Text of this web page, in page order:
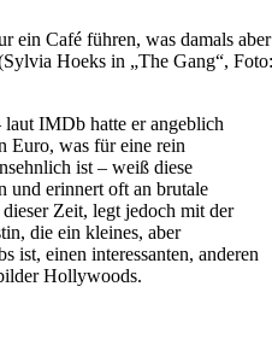
ein Café führen, was damals
Hoeks in „The Gang“,
IMDb hatte er angeblich
Euro, was für eine rein
ist – weiß diese
und erinnert oft an brutale
Zeit, legt jedoch mit der
die ein kleines, aber
ist, einen interessanten, anderen
Hollywoods.